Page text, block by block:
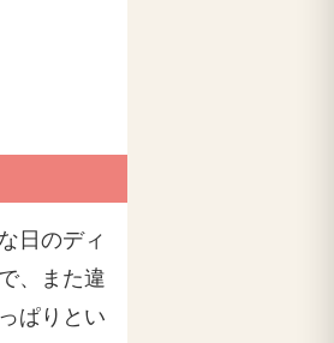
日のディ
、また違
ぱりとい